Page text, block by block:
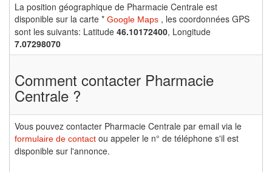
La position géographique de Pharmacie Centrale est
disponible sur la carte * Google Maps , les coordonnées GPS
sont les suivants: Latitude 46.10172400, Longitude
7.07298070
Comment contacter Pharmacie
Centrale ?
Vous pouvez contacter Pharmacie Centrale par email via le
formulaire de contact ou appeler le n° de téléphone s'il est
disponible sur l'annonce.